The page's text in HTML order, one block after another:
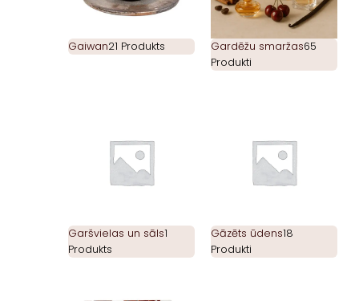
Gaiwan21 Produkts Gardēžu smaržas65
Produkti
Garšvielas un sāls1
Produkts
Gāzēts ūdens18
Produkti